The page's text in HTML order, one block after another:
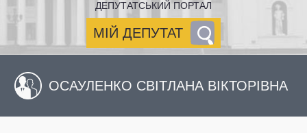
ДЕПУТАТСЬКИЙ ПОРТАЛ
МІЙ ДЕПУТАТ
ОСАУЛЕНКО СВІТЛАНА ВІКТОРІВНА